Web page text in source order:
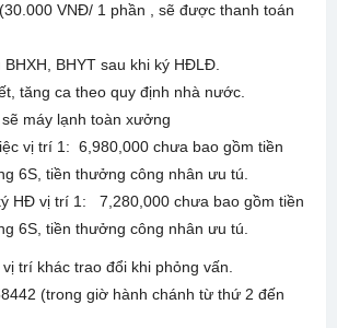
VNĐ/ 1 phần , sẽ được thanh toán
BHYT sau khi ký HĐLĐ.
tăng ca theo quy định nhà nước.
máy lạnh toàn xưởng
vị trí 1: 6,980,000 chưa bao gồm tiền
6S, tiền thưởng công nhân ưu tú.
HĐ vị trí 1: 7,280,000 chưa bao gồm tiền
6S, tiền thưởng công nhân ưu tú.
trí khác trao đổi khi phỏng vấn.
(trong giờ hành chánh từ thứ 2 đến